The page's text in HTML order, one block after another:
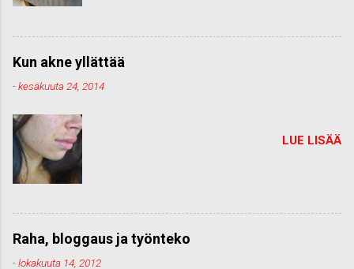
Kun akne yllättää
-kesäkuuta 24, 2014
LUE LISÄÄ
Raha, bloggaus ja työnteko
-lokakuuta 14, 2012